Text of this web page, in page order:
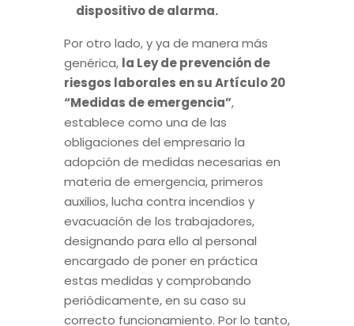
dispositivo de alarma.
Por otro lado, y ya de manera más
genérica, la Ley de prevención de
riesgos laborales en su Artículo 20
“Medidas de emergencia”,
establece como una de las
obligaciones del empresario la
adopción de medidas necesarias en
materia de emergencia, primeros
auxilios, lucha contra incendios y
evacuación de los trabajadores,
designando para ello al personal
encargado de poner en práctica
estas medidas y comprobando
periódicamente, en su caso su
correcto funcionamiento. Por lo tanto,